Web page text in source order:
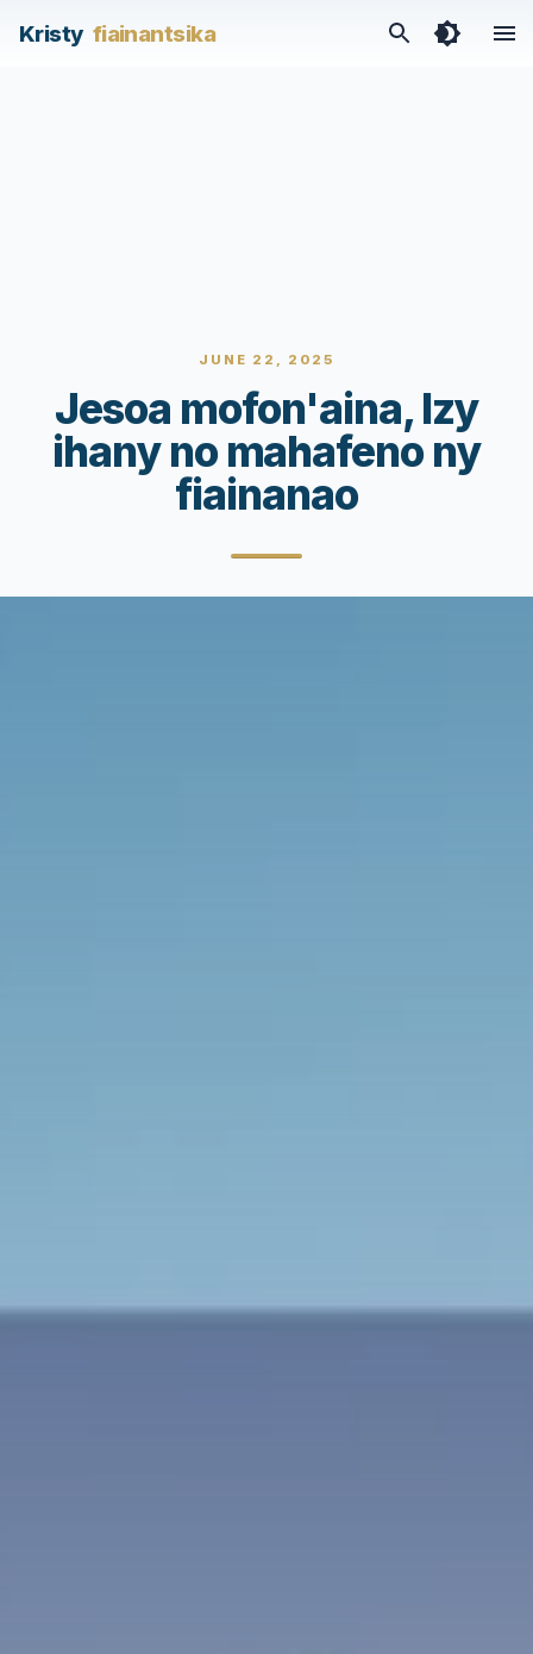
Kristy fiainantsika
JUNE 22, 2025
Jesoa mofon'aina, Izy
ihany no mahafeno ny
fiainanao